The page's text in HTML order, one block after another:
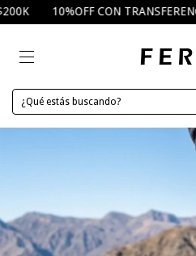
10%OFF CON TRANSFERENCIA